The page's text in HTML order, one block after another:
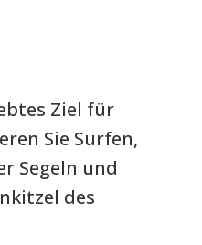
Ziel für
Sie Surfen,
Segeln und
des